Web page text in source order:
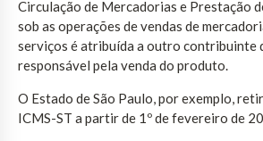
Circulação de Mercadorias e Prestação
sob as operações de vendas de
serviços é atribuída a outro contribuinte
responsável pela venda do produto.
O Estado de São Paulo, por exemplo,
ICMS-ST a partir de 1º de fevereiro de